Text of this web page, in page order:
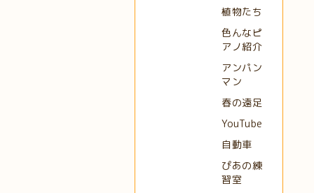
植物たち
色んなピ
アノ紹介
アンパン
マン
春の遠足
YouTube
自動車
ぴあの練
習室